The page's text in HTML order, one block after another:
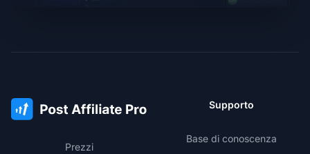
Prezzi
Supporto
Base di conoscenza